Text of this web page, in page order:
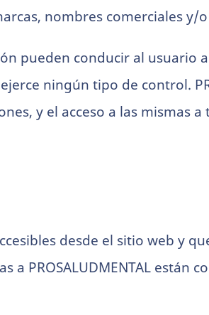
nombres comerciales y/
pueden conducir al usuario
ningún tipo de control.
y el acceso a las mismas
desde el sitio web y
PROSALUDMENTAL están